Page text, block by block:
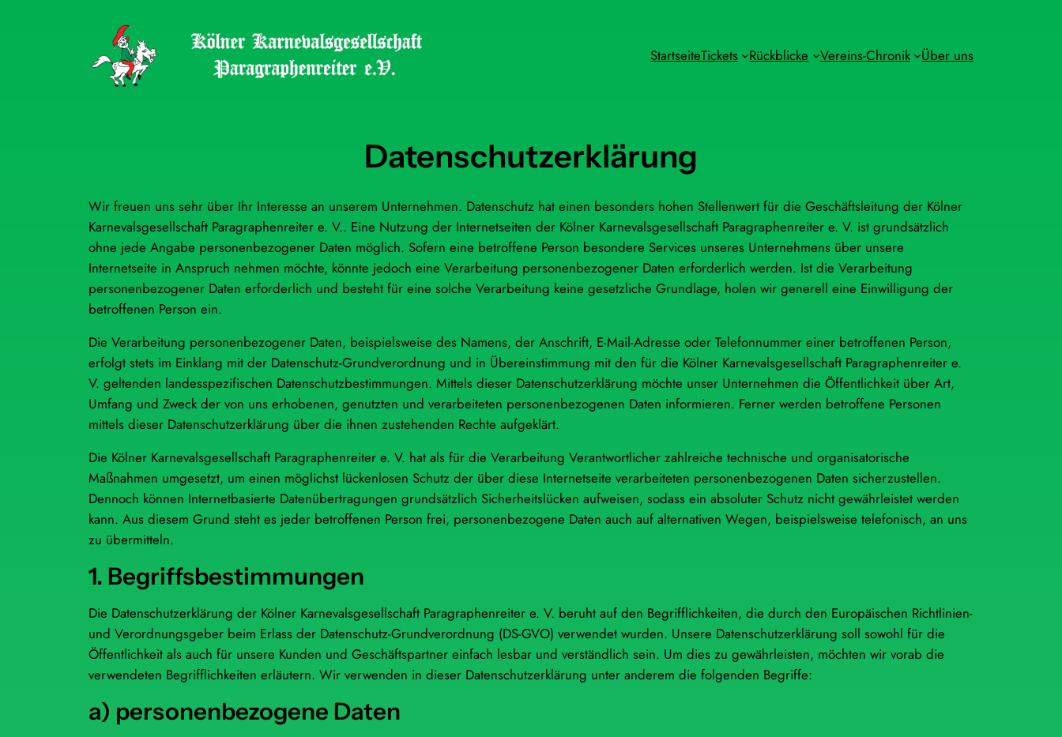
StartseiteTickets Rückblicke Vereins-Chronik Über uns
Datenschutzerklärung
Wir freuen uns sehr über Ihr Interesse an unserem Unternehmen. Datenschutz hat einen besonders hohen Stellenwert für die Geschäftsleitung der Kölner
Karnevalsgesellschaft Paragraphenreiter e. V.. Eine Nutzung der Internetseiten der Kölner Karnevalsgesellschaft Paragraphenreiter e. V. ist grundsätzlich
ohne jede Angabe personenbezogener Daten möglich. Sofern eine betroffene Person besondere Services unseres Unternehmens über unsere
Internetseite in Anspruch nehmen möchte, könnte jedoch eine Verarbeitung personenbezogener Daten erforderlich werden. Ist die Verarbeitung
personenbezogener Daten erforderlich und besteht für eine solche Verarbeitung keine gesetzliche Grundlage, holen wir generell eine Einwilligung der
betroffenen Person ein.
Die Verarbeitung personenbezogener Daten, beispielsweise des Namens, der Anschrift, E-Mail-Adresse oder Telefonnummer einer betroffenen Person,
erfolgt stets im Einklang mit der Datenschutz-Grundverordnung und in Übereinstimmung mit den für die Kölner Karnevalsgesellschaft Paragraphenreiter e.
V. geltenden landesspezifischen Datenschutzbestimmungen. Mittels dieser Datenschutzerklärung möchte unser Unternehmen die Öffentlichkeit über Art,
Umfang und Zweck der von uns erhobenen, genutzten und verarbeiteten personenbezogenen Daten informieren. Ferner werden betroffene Personen
mittels dieser Datenschutzerklärung über die ihnen zustehenden Rechte aufgeklärt.
Die Kölner Karnevalsgesellschaft Paragraphenreiter e. V. hat als für die Verarbeitung Verantwortlicher zahlreiche technische und organisatorische
Maßnahmen umgesetzt, um einen möglichst lückenlosen Schutz der über diese Internetseite verarbeiteten personenbezogenen Daten sicherzustellen.
Dennoch können Internetbasierte Datenübertragungen grundsätzlich Sicherheitslücken aufweisen, sodass ein absoluter Schutz nicht gewährleistet werden
kann. Aus diesem Grund steht es jeder betroffenen Person frei, personenbezogene Daten auch auf alternativen Wegen, beispielsweise telefonisch, an uns
zu übermitteln.
1. Begriffsbestimmungen
Die Datenschutzerklärung der Kölner Karnevalsgesellschaft Paragraphenreiter e. V. beruht auf den Begrifflichkeiten, die durch den Europäischen Richtlinien-
und Verordnungsgeber beim Erlass der Datenschutz-Grundverordnung (DS-GVO) verwendet wurden. Unsere Datenschutzerklärung soll sowohl für die
Öffentlichkeit als auch für unsere Kunden und Geschäftspartner einfach lesbar und verständlich sein. Um dies zu gewährleisten, möchten wir vorab die
verwendeten Begrifflichkeiten erläutern. Wir verwenden in dieser Datenschutzerklärung unter anderem die folgenden Begriffe:
a) personenbezogene Daten